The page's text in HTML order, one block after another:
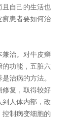
且自己的生活也
癣患者要如何治
兼治。对牛皮癣
的功能，五脏六
治病的方法。
修复，取得较好
人体内部，改
制病变细胞的